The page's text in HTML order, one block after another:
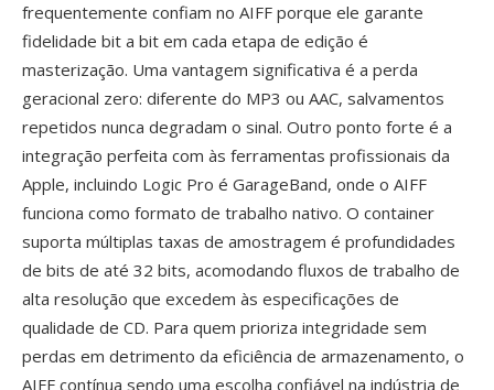
frequentemente confiam no AIFF porque ele garante
fidelidade bit a bit em cada etapa de edição é
masterização. Uma vantagem significativa é a perda
geracional zero: diferente do MP3 ou AAC, salvamentos
repetidos nunca degradam o sinal. Outro ponto forte é a
integração perfeita com às ferramentas profissionais da
Apple, incluindo Logic Pro é GarageBand, onde o AIFF
funciona como formato de trabalho nativo. O container
suporta múltiplas taxas de amostragem é profundidades
de bits de até 32 bits, acomodando fluxos de trabalho de
alta resolução que excedem às especificações de
qualidade de CD. Para quem prioriza integridade sem
perdas em detrimento da eficiência de armazenamento, o
AIFF contínua sendo uma escolha confiável na indústria de